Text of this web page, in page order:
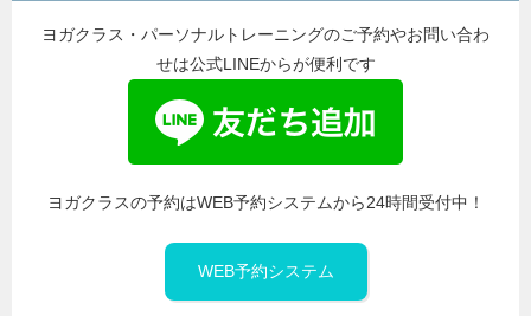
ヨガクラス・パーソナルトレーニングのご予約やお問い合わ
せは公式LINEからが便利です
ヨガクラスの予約はWEB予約システムから24時間受付中！
WEB予約システム